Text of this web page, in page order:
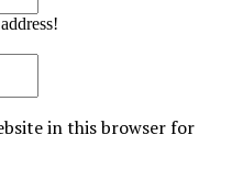
in this browser for